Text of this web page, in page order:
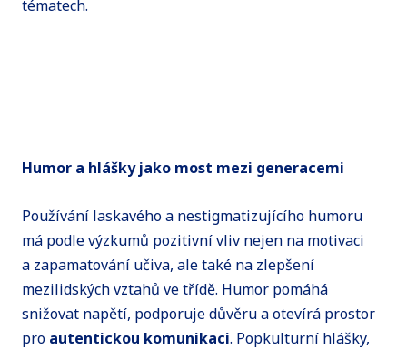
tématech.
Humor a hlášky jako most mezi generacemi
Používání laskavého a nestigmatizujícího humoru
má podle výzkumů pozitivní vliv nejen na motivaci
a zapamatování učiva, ale také na zlepšení
mezilidských vztahů ve třídě. Humor pomáhá
snižovat napětí, podporuje důvěru a otevírá prostor
pro autentickou komunikaci. Popkulturní hlášky,